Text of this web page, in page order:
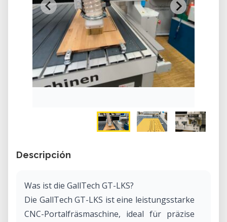
Descripción
Was ist die GallTech GT-LKS?
Die GallTech GT-LKS ist eine leistungsstarke
CNC-Portalfräsmaschine, ideal für präzise